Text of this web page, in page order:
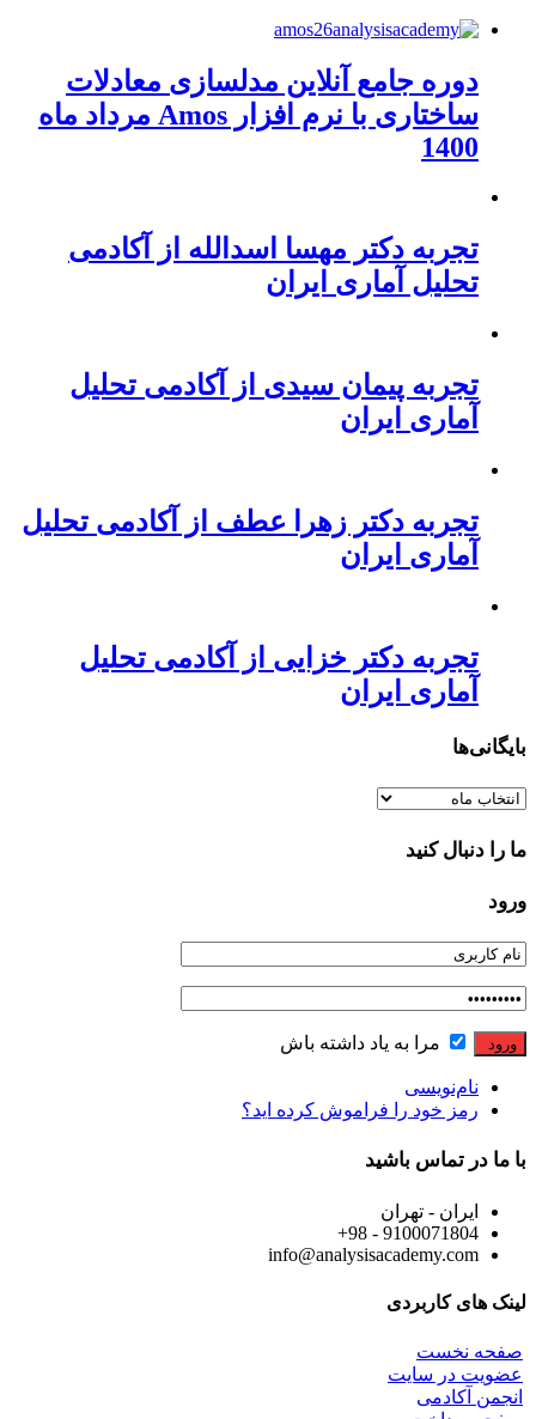
دوره جامع آنلاین مدلسازی معادلات
ساختاری با نرم افزار Amos مرداد ماه
1400
تجربه دکتر مهسا اسدالله از آکادمی
تحلیل آماری ایران
تجربه پیمان سیدی از آکادمی تحلیل
آماری ایران
تجربه دکتر زهرا عطف از آکادمی تحلیل
آماری ایران
تجربه دکتر خزایی از آکادمی تحلیل
آماری ایران
بایگانی‌ها
بایگانی‌ها
ما را دنبال کنید
ورود
مرا به یاد داشته باش
نام‌نویسی
رمز خود را فراموش کرده اید؟
با ما در تماس باشید
ایران - تهران
9100071804 - 98+
info@analysisacademy.com
لینک های کاربردی
صفحه نخست
عضویت در سایت
انجمن آکادمی